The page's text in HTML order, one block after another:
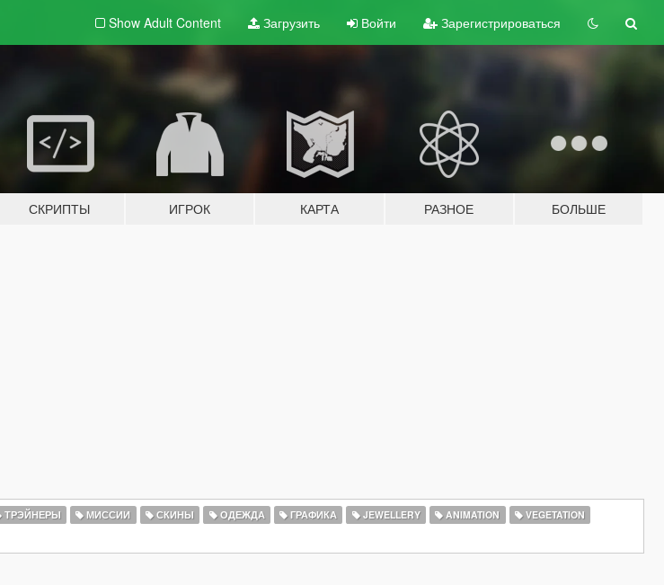
Show Adult Content Загрузить Войти Зарегистрироваться
СКРИПТЫ ИГРОК КАРТА РАЗНОЕ БОЛЬШЕ
ТРЭЙНЕРЫ МИССИИ СКИНЫ ОДЕЖДА ГРАФИКА JEWELLERY ANIMATION
VEGETATION